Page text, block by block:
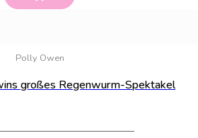
Polly Owen
großes Regenwurm-Spektakel